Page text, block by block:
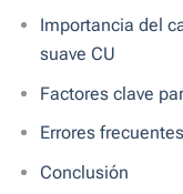
Importancia del
suave CU
Factores clave
Errores
Conclusión